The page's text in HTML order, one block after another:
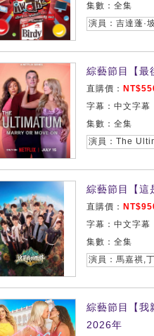
集數：全集
演員：吉達蓬·
綜藝節目【最
直購價：
字幕：中文字幕
集數：全集
演員：The
綜藝節目【這
直購價：
字幕：中文字幕
集數：全集
演員：馬嘉祺,
綜藝節目【
2026年